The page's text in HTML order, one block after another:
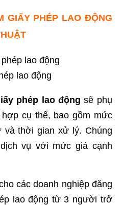
GIẤY PHÉP LAO ĐỘNG
lao động
phép lao động sẽ phụ
cụ thể, bao gồm mức
và thời gian xử lý. Chúng
vụ với mức giá cạnh
các doanh nghiệp đăng
lao động từ 3 người trở